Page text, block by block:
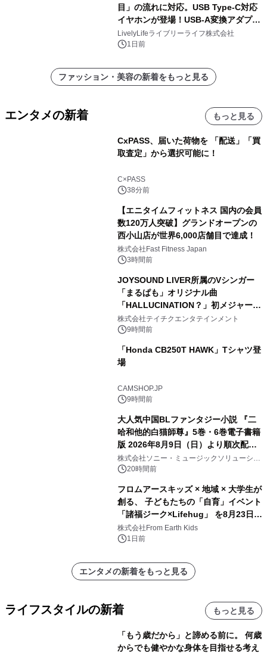
目」の流れに対応。USB Type-C対応
イヤホンが登場！USB-A変換アダプタ
ー付きでスマホからパソコンまで幅広
く活用可能
LivelyLifeライブリーライフ株式会社
1日前
ファッション・美容の新着をもっと見る
エンタメの新着 もっと見る
CxPASS、届いた荷物を 「配送」「買
取査定」から選択可能に！
C×PASS
38分前
【エニタイムフィットネス 国内の会員
数120万人突破】グランドオープンの
西小山店が世界6,000店舗目で達成！
株式会社Fast Fitness Japan
3時間前
JOYSOUND LIVER所属のVシンガー
「まるぱも」オリジナル曲
「HALLUCINATION？」初メジャー配
信リリース決定！
株式会社テイチクエンタテインメント
9時間前
「Honda CB250T HAWK」Tシャツ登
場
CAMSHOP.JP
9時間前
大人気中国BLファンタジー小説 『二
哈和他的白猫師尊』5巻・6巻電子書籍
版 2026年8月9日（日）より順次配信
開始
株式会社ソニー・ミュージックソリューショ
ンズ20時間前
フロムアースキッズ × 地域 × 大学生が
創る、 子どもたちの「自育」イベント
「諸福ジーク×Lifehug」 を8月23日
(日)開催
株式会社From Earth Kids
1日前
エンタメの新着をもっと見る
ライフスタイルの新着 もっと見る
「もう歳だから」と諦める前に。 何歳
からでも健やかな身体を目指せる考え